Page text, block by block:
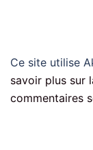
Ce site utilise
savoir plus sur
commentaires